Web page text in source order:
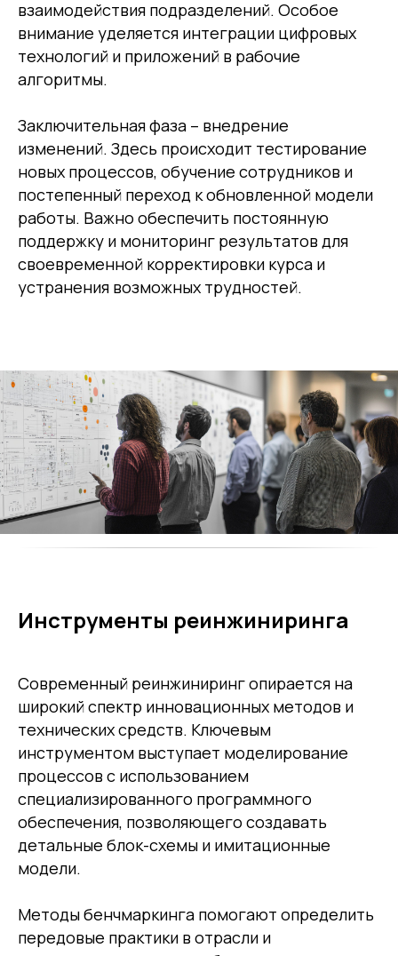
взаимодействия подразделений. Особое
внимание уделяется интеграции цифровых
технологий и приложений в рабочие
алгоритмы.
Заключительная фаза – внедрение
изменений. Здесь происходит тестирование
новых процессов, обучение сотрудников и
постепенный переход к обновленной модели
работы. Важно обеспечить постоянную
поддержку и мониторинг результатов для
своевременной корректировки курса и
устранения возможных трудностей.
Инструменты реинжиниринга
Современный реинжиниринг опирается на
широкий спектр инновационных методов и
технических средств. Ключевым
инструментом выступает моделирование
процессов с использованием
специализированного программного
обеспечения, позволяющего создавать
детальные блок-схемы и имитационные
модели.
Методы бенчмаркинга помогают определить
передовые практики в отрасли и